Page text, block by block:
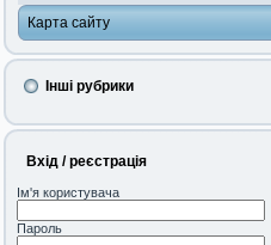
Карта сайту
Інші рубрики
Вхід / реєстрація
Ім'я користувача
Пароль